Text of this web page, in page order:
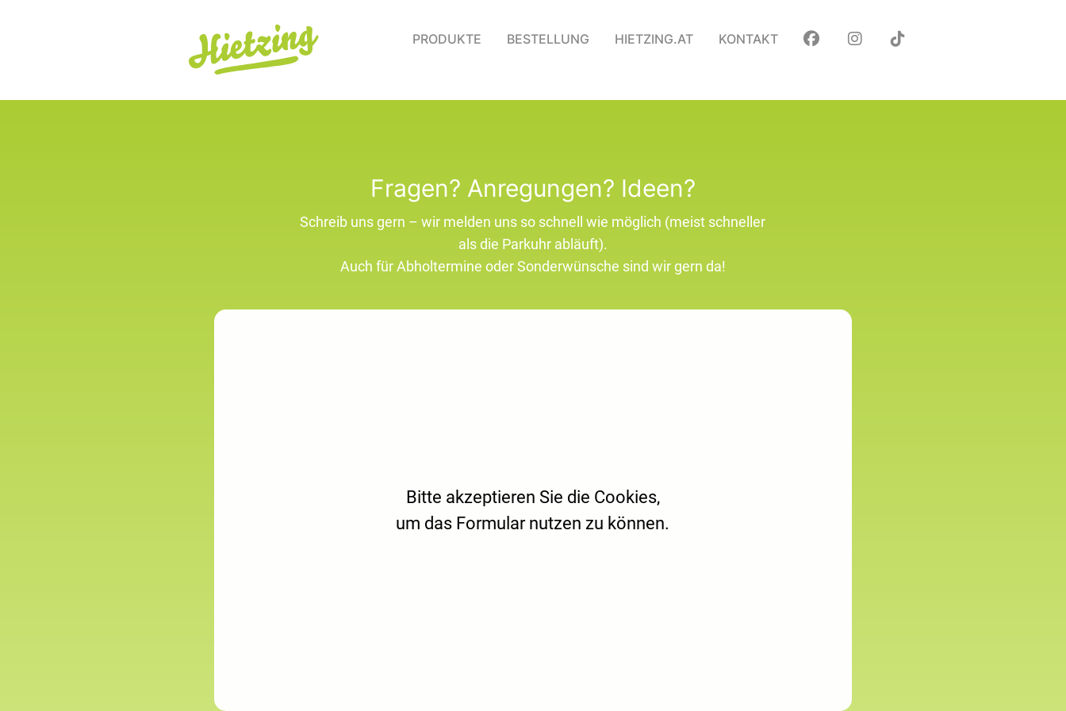
PRODUKTE BESTELLUNG HIETZING.AT KONTAKT
Fragen? Anregungen? Ideen?
Schreib uns gern – wir melden uns so schnell wie möglich (meist schneller
als die Parkuhr abläuft).
Auch für Abholtermine oder Sonderwünsche sind wir gern da!
Aufgrund Ihrer DSGVO Einstellungen wird dieser Inhalt nicht geladen.
Bitte akzeptieren Sie die Cookies,
um das Formular nutzen zu können.